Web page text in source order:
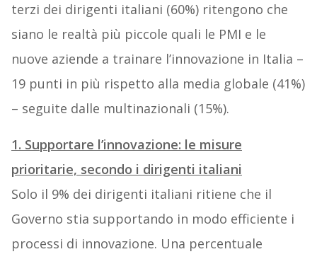
terzi dei dirigenti italiani (60%) ritengono che
siano le realtà più piccole quali le PMI e le
nuove aziende a trainare l’innovazione in Italia –
19 punti in più rispetto alla media globale (41%)
– seguite dalle multinazionali (15%).
1. Supportare l’innovazione: le misure
prioritarie, secondo i dirigenti italiani
Solo il 9% dei dirigenti italiani ritiene che il
Governo stia supportando in modo efficiente i
processi di innovazione. Una percentuale